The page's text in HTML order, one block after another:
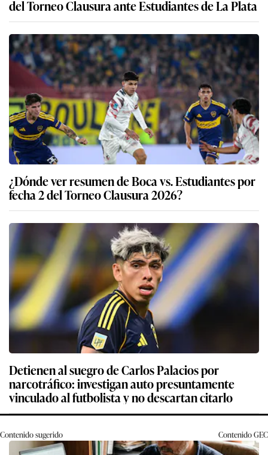
del Torneo Clausura ante Estudiantes de La Plata
¿Dónde ver resumen de Boca vs. Estudiantes por
fecha 2 del Torneo Clausura 2026?
Detienen al suegro de Carlos Palacios por
narcotráfico: investigan auto presuntamente
vinculado al futbolista y no descartan citarlo
Contenido sugerido ContenidoGEC